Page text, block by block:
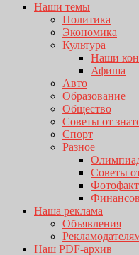
Наши темы
Политика
Экономика
Культура
Наши
Афиша
Авто
Образование
Общество
Советы от
Спорт
Разное
Советы
Фотофакт
Наша реклама
Объявления
Наш PDF-архив